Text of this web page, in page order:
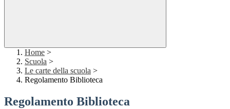
Home >
Scuola >
Le carte della scuola >
Regolamento Biblioteca
Regolamento Biblioteca